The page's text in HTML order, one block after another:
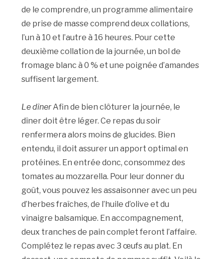
de le comprendre, un programme alimentaire
de prise de masse comprend deux collations,
l’un à 10 et l’autre à 16 heures. Pour cette
deuxième collation de la journée, un bol de
fromage blanc à 0 % et une poignée d’amandes
suffisent largement.
Le dînerAfin de bien clôturer la journée, le
dîner doit être léger. Ce repas du soir
renfermera alors moins de glucides. Bien
entendu, il doit assurer un apport optimal en
protéines. En entrée donc, consommez des
tomates au mozzarella. Pour leur donner du
goût, vous pouvez les assaisonner avec un peu
d’herbes fraîches, de l’huile d’olive et du
vinaigre balsamique. En accompagnement,
deux tranches de pain complet feront l’affaire.
Complétez le repas avec 3 œufs au plat. En